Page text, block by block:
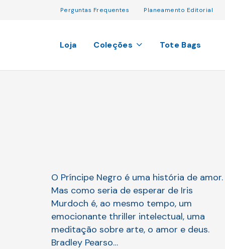
Perguntas Frequentes Planeamento Editorial
Loja Coleções Tote Bags
O Príncipe Negro é uma história de amor.
Mas como seria de esperar de Iris
Murdoch é, ao mesmo tempo, um
emocionante thriller intelectual, uma
meditação sobre arte, o amor e deus.
Bradley Pearso…